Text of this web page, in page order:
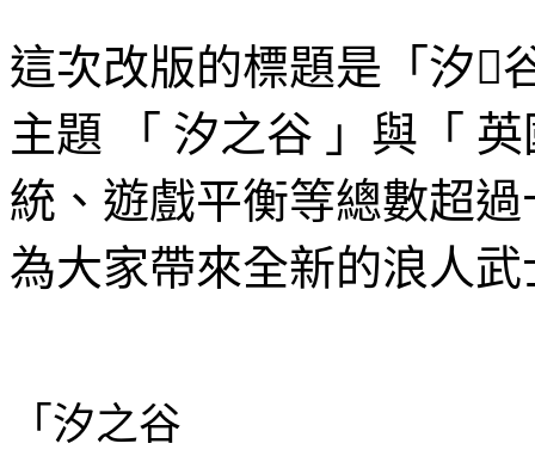
這次改版的標題是「汐
主題 「 汐之谷 」與「
統、遊戲平衡等總數超
為大家帶來全新的浪人
「 汐之谷